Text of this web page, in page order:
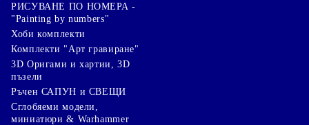
РИСУВАНЕ ПО НОМЕРА -
"Painting by numbers"
Хоби комплекти
Комплекти "Арт гравиране"
3D Оригами и хартии, 3D
пъзели
Ръчен САПУН и СВЕЩИ
Сглобяеми модели,
миниатюри & Warhammer